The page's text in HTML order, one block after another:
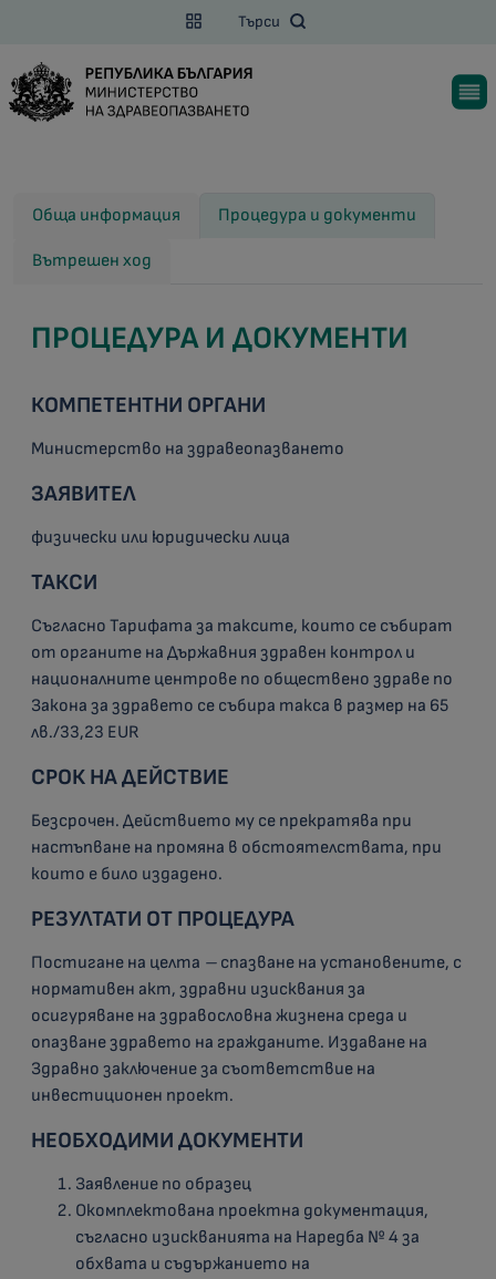
Търси
Обща информация Процедура и документи
Вътрешен ход
ПРОЦЕДУРА И ДОКУМЕНТИ
КОМПЕТЕНТНИ ОРГАНИ
Министерство на здравеопазването
ЗАЯВИТЕЛ
физически или юридически лица
ТАКСИ
Съгласно Тарифата за таксите, които се събират
от органите на Държавния здравен контрол и
националните центрове по обществено здраве по
Закона за здравето се събира такса в размер на 65
лв./33,23 EUR
СРОК НА ДЕЙСТВИЕ
Безсрочен. Действието му се прекратява при
настъпване на промяна в обстоятелствата, при
които е било издадено.
РЕЗУЛТАТИ ОТ ПРОЦЕДУРА
Постигане на целта – спазване на установените, с
нормативен акт, здравни изисквания за
осигуряване на здравословна жизнена среда и
опазване здравето на гражданите. Издаване на
Здравно заключение за съответствие на
инвестиционен проект.
НЕОБХОДИМИ ДОКУМЕНТИ
Заявление по образец
Окомплектована проектна документация,
съгласно изискванията на Наредба № 4 за
обхвата и съдържанието на